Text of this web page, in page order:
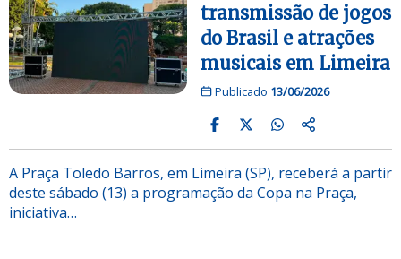
transmissão de jogos
do Brasil e atrações
musicais em Limeira
Publicado 13/06/2026
A Praça Toledo Barros, em Limeira (SP), receberá a partir
deste sábado (13) a programação da Copa na Praça,
iniciativa…